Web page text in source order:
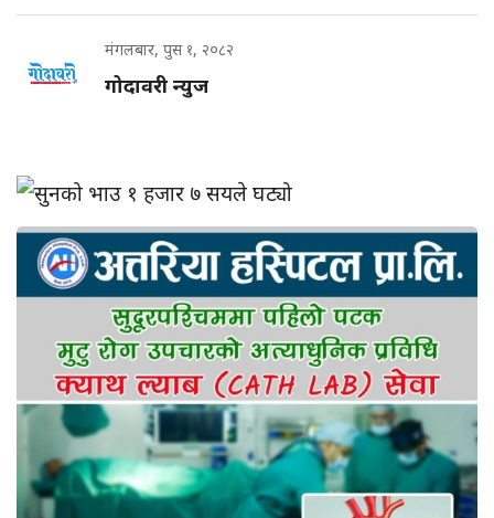
मंगलबार, पुस १, २०८२
गोदावरी न्युज